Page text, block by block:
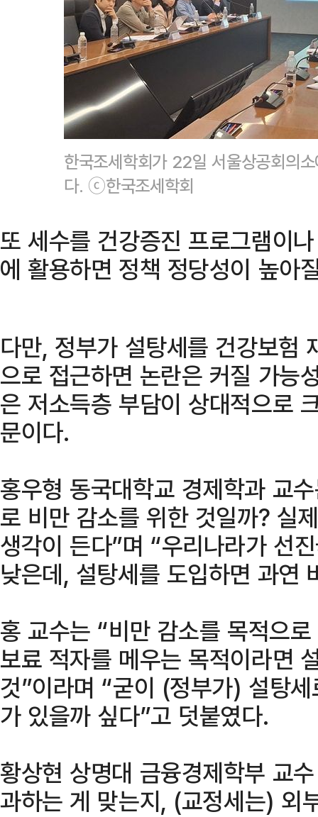
한국조세학회가 22일 서울상공회의
다. ⓒ한국조세학회
또 세수를 건강증진 프로그램이
에 활용하면 정책 정당성이 높아
다만, 정부가 설탕세를 건강보험
으로 접근하면 논란은 커질 가능
은 저소득층 부담이 상대적으로
문이다.
홍우형 동국대학교 경제학과 교
로 비만 감소를 위한 것일까? 실
생각이 든다”며 “우리나라가 선
낮은데, 설탕세를 도입하면 과연
홍 교수는 “비만 감소를 목적으
보료 적자를 메우는 목적이라면
것”이라며 “굳이 (정부가) 설탕
가 있을까 싶다”고 덧붙였다.
황상현 상명대 금융경제학부 교
과하는 게 맞는지, (교정세는) 외